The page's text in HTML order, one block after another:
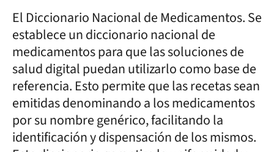
El Diccionario Nacional de Medicamentos. Se
establece un diccionario nacional de
medicamentos para que las soluciones de
salud digital puedan utilizarlo como base de
referencia. Esto permite que las recetas sean
emitidas denominando a los medicamentos
por su nombre genérico, facilitando la
identificación y dispensación de los mismos.